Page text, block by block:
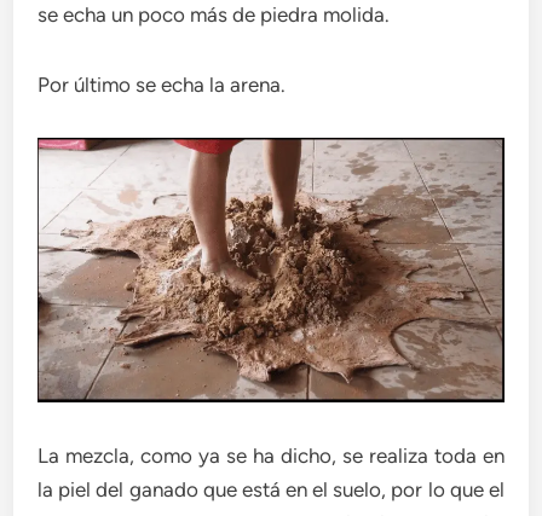
se echa un poco más de piedra molida.
Por último se echa la arena.
La mezcla, como ya se ha dicho, se realiza toda en
la piel del ganado que está en el suelo, por lo que el